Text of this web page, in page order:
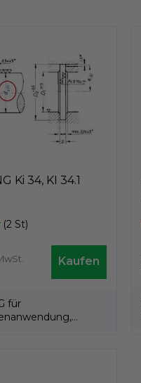
Ki 34, KI 34.1
(2 St)
für